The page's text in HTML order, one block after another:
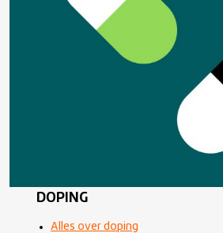
DOPING
Alles over doping